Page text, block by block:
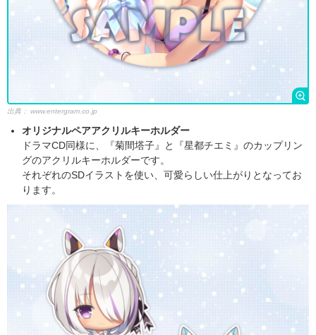
出典： www.entergram.co.jp
オリジナルペアアクリルキーホルダー
ドラマCD同様に、『菊間塔子』と『星都チエミ』のカップリン
グのアクリルキーホルダーです。
それぞれのSDイラストを使い、可愛らしい仕上がりとなってお
ります。